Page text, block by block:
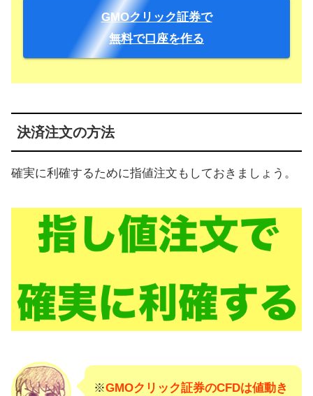
GMOクリック証券で
無料で口座を作る
決済注文の方法
確実に利確するために指値注文もしておきましょう。
※GMOクリック証券のCFDは値動き